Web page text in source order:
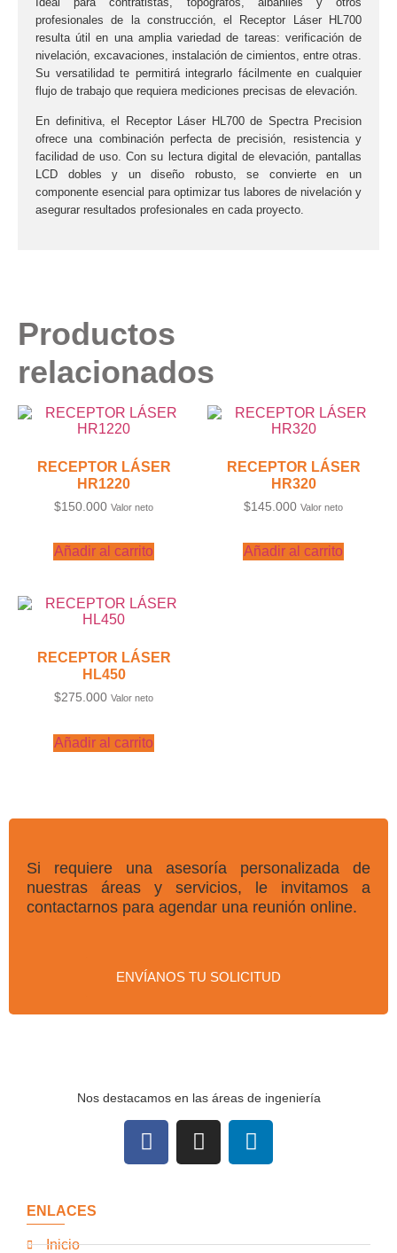
profesionales de la construcción, el Receptor Láser HL700
resulta útil en una amplia variedad de tareas: verificación de
nivelación, excavaciones, instalación de cimientos, entre otras.
Su versatilidad te permitirá integrarlo fácilmente en cualquier
flujo de trabajo que requiera mediciones precisas de elevación.
En definitiva, el Receptor Láser HL700de Spectra Precision
ofrece una combinación perfecta de precisión, resistencia y
facilidad de uso. Con su lectura digital de elevación, pantallas
LCD dobles y un diseño robusto, se convierte en un
componente esencial para optimizar tus labores de nivelación y
asegurar resultados profesionales en cada proyecto.
Productos
relacionados
RECEPTOR LÁSER
HR1220
$150.000 Valor neto
Añadir al carrito
RECEPTOR LÁSER
HR320
$145.000 Valor neto
Añadir al carrito
RECEPTOR LÁSER
HL450
$275.000 Valor neto
Añadir al carrito
Si requiere una asesoría personalizada de
nuestras áreas y servicios, le invitamos a
contactarnos para agendar una reunión online.
ENVÍANOS TU SOLICITUD
Nos destacamos en las áreas de ingeniería
ENLACES
Inicio